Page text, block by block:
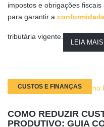
impostos e obrigações
para garantir a
tributária vigente.
LEIA MAIS
CUSTOS E FINANÇAS
COMO REDUZIR
PRODUTIVO: GUIA